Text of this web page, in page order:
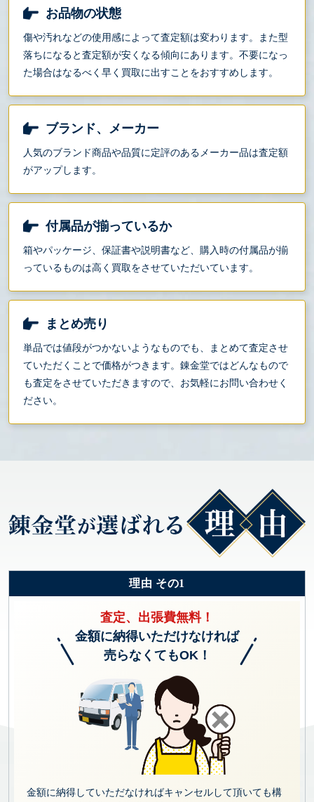
お品物の状態
傷や汚れなどの使用感によって査定額は変わります。また型
落ちになると査定額が安くなる傾向にあります。不要になっ
た場合はなるべく早く買取に出すことをおすすめします。
ブランド、メーカー
人気のブランド商品や品質に定評のあるメーカー品は査定額
がアップします。
付属品が揃っているか
箱やパッケージ、保証書や説明書など、購入時の付属品が揃
っているものは高く買取をさせていただいています。
まとめ売り
単品では値段がつかないようなものでも、まとめて査定させ
ていただくことで価格がつきます。錬金堂ではどんなもので
も査定をさせていただきますので、お気軽にお問い合わせく
ださい。
理由 その1
査定、出張費無料！
金額に納得いただけなければ
売らなくてもOK！
金額に納得していただなければキャンセルして頂いても構